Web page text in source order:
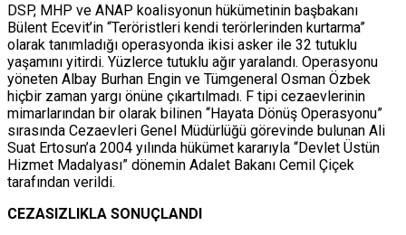
DSP, MHP ve ANAP koalisyonun hükümetinin başbakanı
Bülent Ecevit’in “Teröristleri kendi terörlerinden kurtarma”
olarak tanımladığı operasyonda ikisi asker ile 32 tutuklu
yaşamını yitirdi. Yüzlerce tutuklu ağır yaralandı. Operasyonu
yöneten Albay Burhan Engin ve Tümgeneral Osman Özbek
hiçbir zaman yargı önüne çıkartılmadı. F tipi cezaevlerinin
mimarlarından bir olarak bilinen “Hayata Dönüş Operasyonu”
sırasında Cezaevleri Genel Müdürlüğü görevinde bulunan Ali
Suat Ertosun’a 2004 yılında hükümet kararıyla “Devlet Üstün
Hizmet Madalyası” dönemin Adalet Bakanı Cemil Çiçek
tarafından verildi.
CEZASIZLIKLA SONUÇLANDI